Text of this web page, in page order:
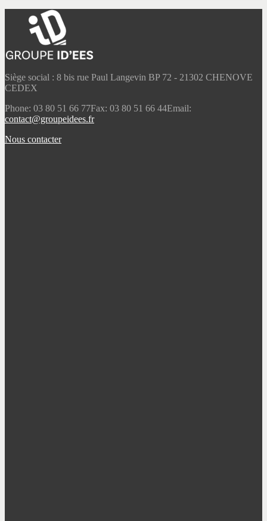
Siège social : 8 bis rue Paul Langevin BP 72 - 21302 CHENOVE
CEDEX
Phone: 03 80 51 66 77Fax: 03 80 51 66 44Email:
contact@groupeidees.fr
Nous contacter